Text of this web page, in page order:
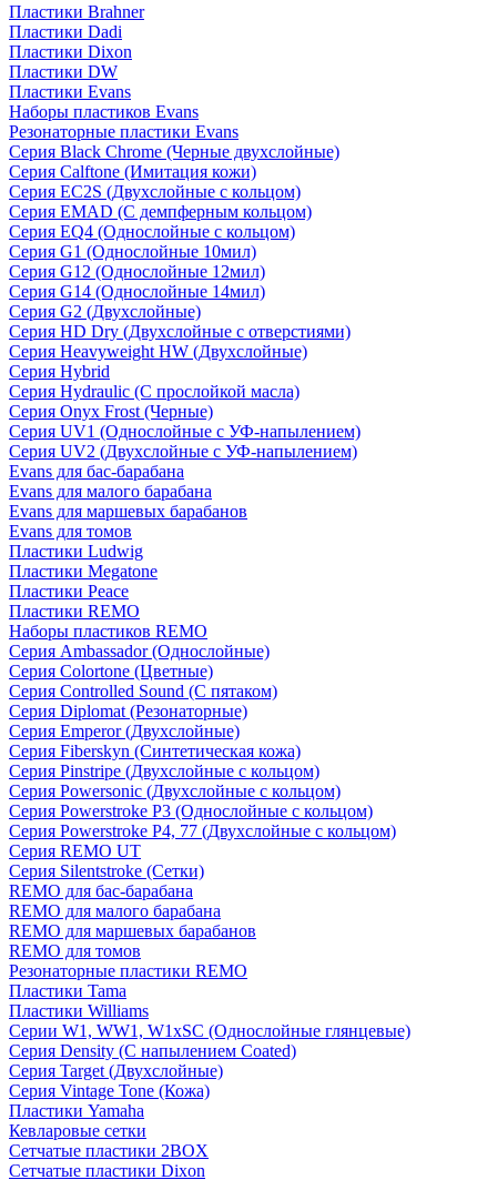
Пластики Brahner
Пластики Dadi
Пластики Dixon
Пластики DW
Пластики Evans
Наборы пластиков Evans
Резонаторные пластики Evans
Серия Black Chrome (Черные двухслойные)
Серия Calftone (Имитация кожи)
Серия EC2S (Двухслойные с кольцом)
Серия EMAD (С демпферным кольцом)
Серия EQ4 (Однослойные с кольцом)
Серия G1 (Однослойные 10мил)
Серия G12 (Однослойные 12мил)
Серия G14 (Однослойные 14мил)
Серия G2 (Двухслойные)
Серия HD Dry (Двухслойные с отверстиями)
Серия Heavyweight HW (Двухслойные)
Серия Hybrid
Серия Hydraulic (С прослойкой масла)
Серия Onyx Frost (Черные)
Серия UV1 (Однослойные с УФ-напылением)
Серия UV2 (Двухслойные с УФ-напылением)
Evans для бас-барабана
Evans для малого барабана
Evans для маршевых барабанов
Evans для томов
Пластики Ludwig
Пластики Megatone
Пластики Peace
Пластики REMO
Наборы пластиков REMO
Серия Ambassador (Однослойные)
Серия Colortone (Цветные)
Серия Controlled Sound (С пятаком)
Серия Diplomat (Резонаторные)
Серия Emperor (Двухслойные)
Серия Fiberskyn (Синтетическая кожа)
Серия Pinstripe (Двухслойные с кольцом)
Серия Powersonic (Двухслойные с кольцом)
Серия Powerstroke P3 (Однослойные с кольцом)
Серия Powerstroke P4, 77 (Двухслойные с кольцом)
Серия REMO UT
Серия Silentstroke (Сетки)
REMO для бас-барабана
REMO для малого барабана
REMO для маршевых барабанов
REMO для томов
Резонаторные пластики REMO
Пластики Tama
Пластики Williams
Серии W1, WW1, W1xSC (Однослойные глянцевые)
Серия Density (C напылением Coated)
Серия Target (Двухслойные)
Серия Vintage Tone (Кожа)
Пластики Yamaha
Кевларовые сетки
Сетчатые пластики 2BOX
Сетчатые пластики Dixon